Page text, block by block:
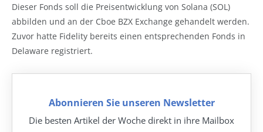
Dieser Fonds soll die Preisentwicklung von Solana (SOL)
abbilden und an der Cboe BZX Exchange gehandelt werden.
Zuvor hatte Fidelity bereits einen entsprechenden Fonds in
Delaware registriert.
Abonnieren Sie unseren Newsletter
Die besten Artikel der Woche direkt in ihre Mailbox